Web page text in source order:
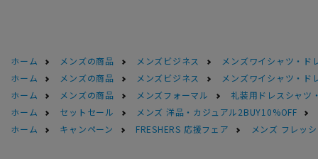
ホーム メンズの商品 メンズビジネス
メンズワイシャツ・ド
ホーム
メンズの商品 メンズビジネス
メンズワイシャツ・ド
ホーム
メンズの商品 メンズフォーマル
礼装用ドレスシャツ
ホーム
セットセール
メンズ 洋品・カジュアル2BUY10%OFF
ホーム
キャンペーン FRESHERS 応援フェア メンズ フレッ